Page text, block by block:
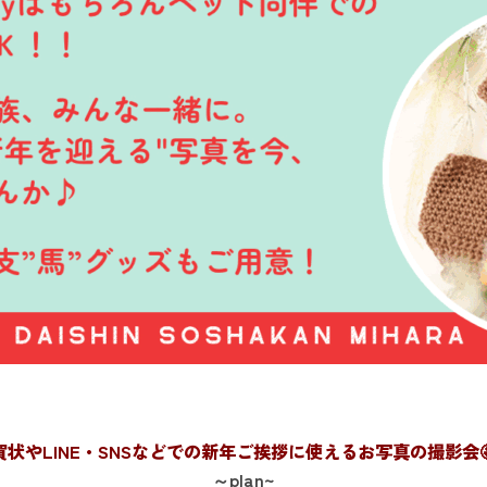
状やLINE・SNSなどでの新年ご挨拶に使えるお写真の撮影
～plan~